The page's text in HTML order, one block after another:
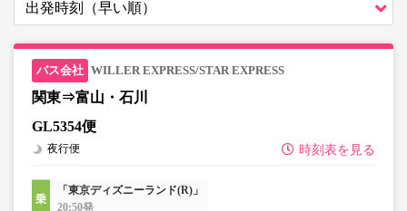
WILLER EXPRESS/STAR EXPRESS
関東⇒富山・石川
GL5354便
時刻表を見る
夜行便
「東京ディズニーランド(R)」
20:50発